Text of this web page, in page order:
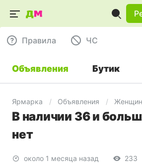
Правила ЧC
Объявления Бутик
Ярмарка Объявления
В наличии 36 и
нет
около 1 месяца назад 233